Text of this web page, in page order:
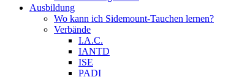
Ausbildung
Wo kann ich Sidemount-Tauchen lernen?
Verbände
I.A.C.
IANTD
ISE
PADI